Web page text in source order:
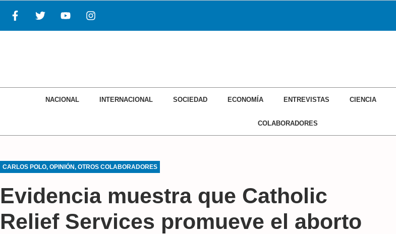
NACIONAL INTERNACIONAL SOCIEDAD ECONOMÍA ENTREVISTAS CIENCIA
COLABORADORES
CARLOS POLO, OPINIÓN, OTROS COLABORADORES
Evidencia muestra que Catholic
Relief Services promueve el aborto